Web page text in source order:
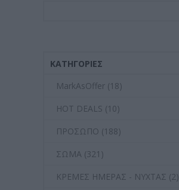
ΚΑΤΗΓΟΡΊΕΣ
MarkAsOffer (18)
HOT DEALS (10)
ΠΡΟΣΩΠΟ (188)
ΣΩΜΑ (321)
ΚΡΕΜΕΣ ΗΜΕΡΑΣ - ΝΥΧΤΑΣ (2)